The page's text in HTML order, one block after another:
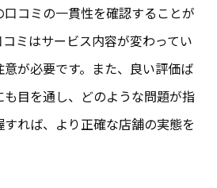
コミの一貫性を確認することが
ミはサービス内容が変わってい
が必要です。また、良い評価ば
目を通し、どのような問題が指
れば、より正確な店舗の実態を